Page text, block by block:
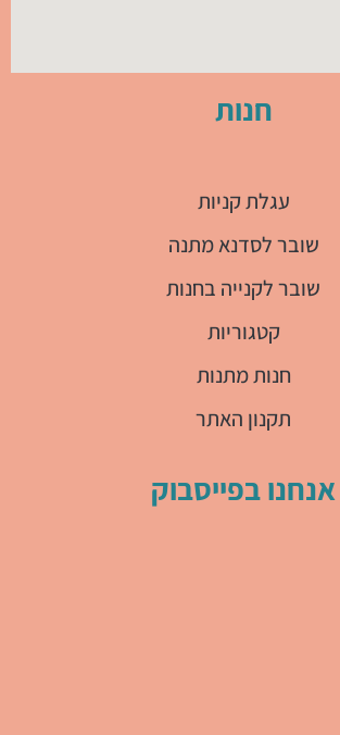
חנות
עגלת קניות
שובר לסדנא מתנה
שובר לקנייה בחנות
קטגוריות
חנות מתנות
תקנון האתר
אנחנו בפייסבוק